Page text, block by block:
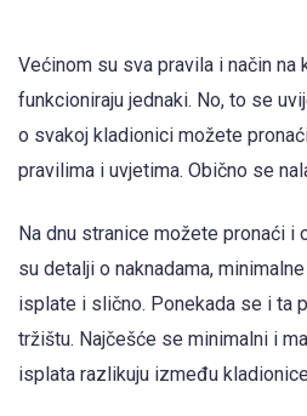
Većinom su sva pravila i način na
funkcioniraju jednaki. No, to se
o svakoj kladionici možete
pravilima i uvjetima. Obično se
Na dnu stranice možete pronaći i
su detalji o naknadama,
isplate i slično. Ponekada se i ta
tržištu. Najčešće se minimalni i
isplata razlikuju između